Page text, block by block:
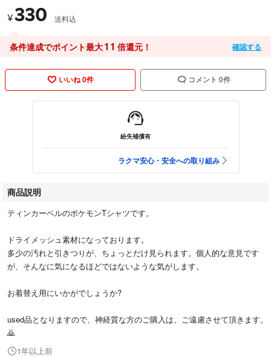
¥330 送料込
条件達成でポイント最大11 倍還元！ 確認する
いいね 0件 コメント 0件
紛失補償有
ラクマ安心・安全への取り組み
商品説明
ティンカーベルのポケモンTシャツです。
ドライメッシュ素材になっております。
多少の汚れと引きつりが、ちょっとだけ見られます。個人的な意見です
が、そんなに気になるほどではないような気がします。
お着替え用にいかがでしょうか?
used品となりますので、神経質な方のご購入は、ご遠慮させて頂きます。
🙇
1年以上前